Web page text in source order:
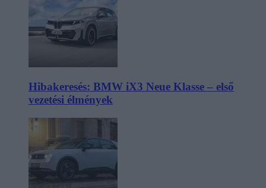
Hibakeresés: BMW iX3 Neue Klasse – első
vezetési élmények